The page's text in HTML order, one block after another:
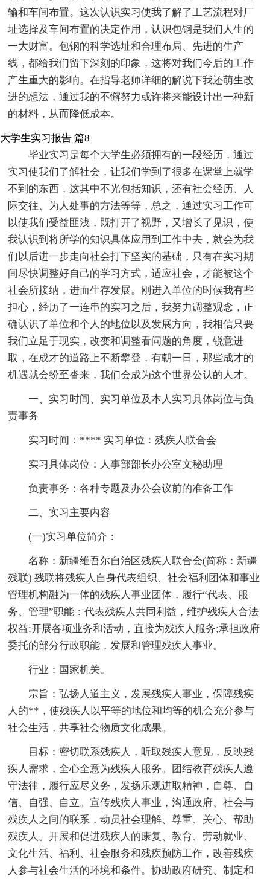
输和车间布置。这次认识实习使我了解了工艺流程对厂
址选择及车间布置的决定作用，认识包钢是我们人生的
一大财富。包钢的科学选址和合理布局、先进的生产
线，都给我们留下深刻的印象，这将对我们今后的工作
产生重大的影响。在指导老师详细的解说下我还萌生改
进的想法，通过我的不懈努力或许将来能设计出一种新
的材料，从而降低成本。
大学生实习报告 篇8
毕业实习是每个大学生必须拥有的一段经历，通过
实习使我们了解社会，让我们学到了很多在课堂上就学
不到的东西，这其中不光包括知识，还有社会经历、人
际交往、为人处事的方法等等，总之，通过实习工作可
以使我们受益匪浅，既打开了视野，又增长了见识，使
我认识到将所学的知识具体应用到工作中去，就会为我
们以后进一步走向社会打下坚实的基础，只有在实习期
间尽快调整好自己的学习方式，适应社会，才能被这个
社会所接纳，进而生存发展。刚进入单位的时候我有些
担心，经历了一连串的实习之后，我努力调整观念，正
确认识了单位和个人的地位以及发展方向，我相信只要
我们立足于现实，改变和调整看问题的角度，锐意进
取，在成才的道路上不断攀登，有朝一日，那些成才的
机遇就会纷至沓来，我们会成为这个世界公认的人才。
一、实习时间、实习单位及本人实习具体岗位与负
责事务
实习时间：**** 实习单位：残疾人联合会
实习具体岗位：人事部部长办公室文秘助理
负责事务：各种专题及办公会议前的准备工作
二、实习主要内容
(一)实习单位简介：
名称：新疆维吾尔自治区残疾人联合会(简称：新疆
残联) 残联将残疾人自身代表组织、社会福利团体和事业
管理机构融为一体的残疾人事业团体，履行“代表、服
务、管理”职能：代表残疾人共同利益，维护残疾人合法
权益;开展各项业务和活动，直接为残疾人服务;承担政府
委托的部分行政职能，发展和管理残疾人事业。
行业：国家机关。
宗旨：弘扬人道主义，发展残疾人事业，保障残疾
人的**，使残疾人以平等的地位和均等的机会充分参与
社会生活，共享社会物质文化成果。
目标：密切联系残疾人，听取残疾人意见，反映残
疾人需求，全心全意为残疾人服务。团结教育残疾人遵
守法律，履行应尽义务，发扬乐观进取精神，自尊、自
信、自强、自立。宣传残疾人事业，沟通政府、社会与
残疾人之间的联系，动员社会理解、尊重、关心、帮助
残疾人。开展和促进残疾人的康复、教育、劳动就业、
文化生活、福利、社会服务和残疾预防工作，改善残疾
人参与社会生活的环境和条件。协助政府研究、制定和